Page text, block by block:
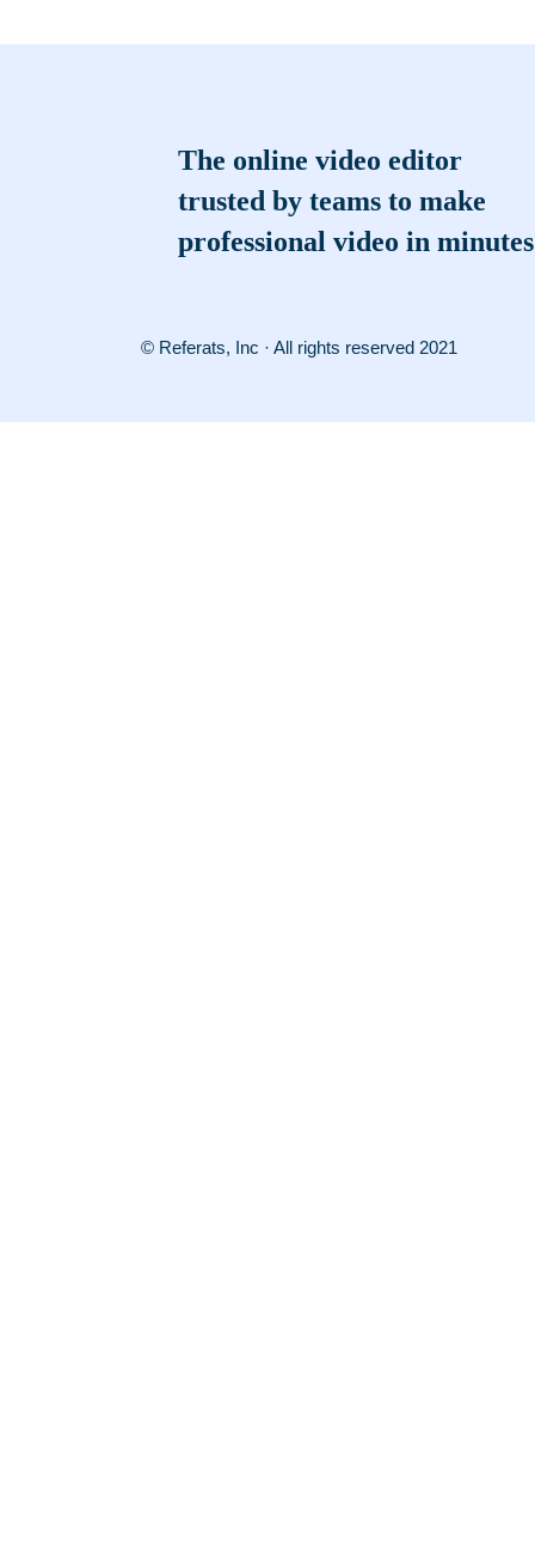
The online video editor
trusted by teams to make
professional video in minutes
© Referats, Inc · All rights reserved 2021